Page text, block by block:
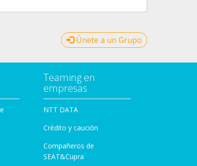
Únete a un Grupo
Teaming en
empresas
NTT DATA
Crédito y caución
Compañeros de
SEAT&Cupra